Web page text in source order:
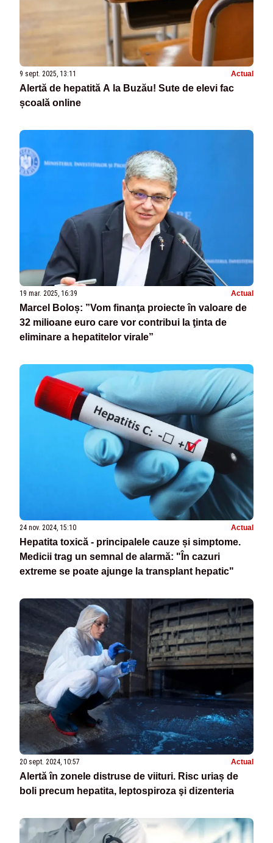
9 sept. 2025, 13:11 Actual
Alertă de hepatită A la Buzău! Sute de elevi fac
școală online
19 mar. 2025, 16:39 Actual
Marcel Boloș: ”Vom finanţa proiecte în valoare de
32 milioane euro care vor contribui la ţinta de
eliminare a hepatitelor virale”
24 nov. 2024, 15:10 Actual
Hepatita toxică - principalele cauze și simptome.
Medicii trag un semnal de alarmă: "În cazuri
extreme se poate ajunge la transplant hepatic"
20 sept. 2024, 10:57 Actual
Alertă în zonele distruse de viituri. Risc uriaș de
boli precum hepatita, leptospiroza şi dizenteria